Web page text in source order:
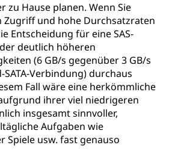
zu Hause planen. Wenn Sie
Zugriff und hohe Durchsatzraten
Entscheidung für eine SAS-
deutlich höheren
(6 GB/s gegenüber 3 GB/s
Verbindung) durchaus
Fall wäre eine herkömmliche
ihrer viel niedrigeren
insgesamt sinnvoller,
Aufgaben wie
Spiele usw. fast genauso